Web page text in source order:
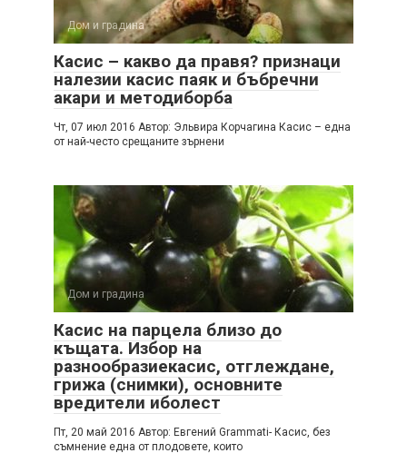
Дом и градина
Касис – какво да правя? признаци
налезии касис паяк и бъбречни
акари и методиборба
Чт, 07 июл 2016 Автор: Эльвира Корчагина Касис – една
от най-често срещаните зърнени
Дом и градина
Касис на парцела близо до
къщата. Избор на
разнообразиекасис, отглеждане,
грижа (снимки), основните
вредители иболест
Пт, 20 май 2016 Автор: Евгений Grammati- Касис, без
съмнение една от плодовете, които